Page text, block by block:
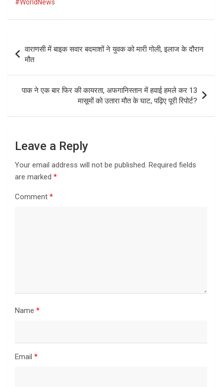
#WorldNews
navigation
वाराणसी में बाइक सवार बदमाशों ने युवक को मारी गोली, इलाज के दौरान
मौत
पाक ने एक बार फिर की कायरता, अफगानिस्तान में हवाई हमले कर 13
मासूमों को उतारा मौत के घाट, पढ़िए पूरी रिपोर्ट?
Leave a Reply
Your email address will not be published. Required fields
are marked *
Comment *
Name *
Email *